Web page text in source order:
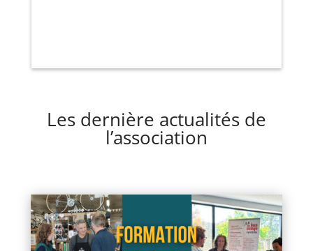
Les dernière actualités de
l’association